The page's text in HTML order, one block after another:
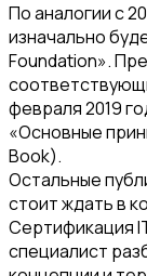
По аналогии с
изначально
Foundation».
февраля 2019
«Основные
Book).
Остальные
стоит ждать в
Сертификация
специалист